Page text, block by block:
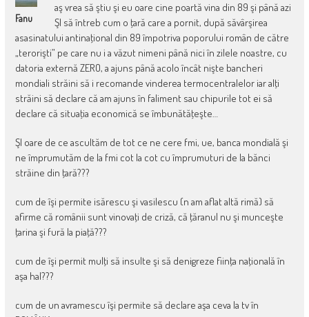
Fanu
aş vrea să ştiu şi eu oare cine poartă vina din 89 şi până azi
ŞI să întreb cum o ţară care a pornit, după săvârşirea
asasinatului antinaţional din 89 împotriva poporului român de către
„terorişti” pe care nu i a văzut nimeni până nici în zilele noastre, cu
datoria externă ZERO, a ajuns până acolo încât nişte bancheri
mondiali străini să i recomande vinderea termocentralelor iar alţi
străini să declare că am ajuns în faliment sau chipurile tot ei să
declare că situaţia economică se îmbunătăţeşte…
ŞI oare de ce ascultăm de tot ce ne cere fmi, ue, banca mondială şi
ne împrumutăm de la fmi cot la cot cu împrumuturi de la bănci
străine din ţară???
cum de îşi permite isărescu şi vasilescu (n am aflat altă rimă) să
afirme că românii sunt vinovaţi de criză, că ţăranul nu şi munceşte
ţarina şi fură la piaţă???
cum de îşi permit mulţi să insulte şi să denigreze fiinţa naţională în
aşa hal???
cum de un avramescu îşi permite să declare aşa ceva la tv în